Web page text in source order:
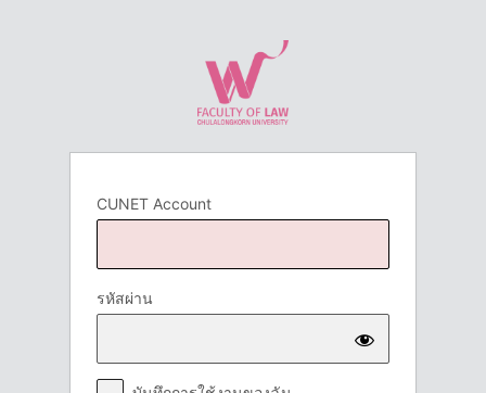
CUNET Account
รหัสผ่าน